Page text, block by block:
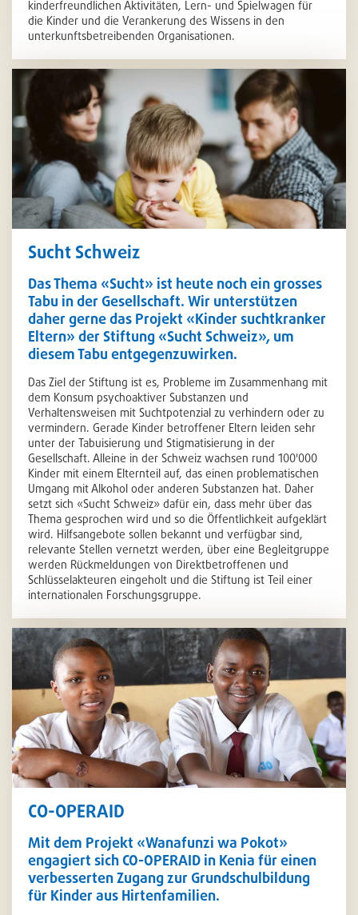
kinderfreundlichen Aktivitäten, Lern- und Spielwagen für
die Kinder und die Verankerung des Wissens in den
unterkunftsbetreibenden Organisationen.
Sucht Schweiz
Das Thema «Sucht» ist heute noch ein grosses
Tabu in der Gesellschaft. Wir unterstützen
daher gerne das Projekt «Kinder suchtkranker
Eltern» der Stiftung «Sucht Schweiz», um
diesem Tabu entgegenzuwirken.
Das Ziel der Stiftung ist es, Probleme im Zusammenhang mit
dem Konsum psychoaktiver Substanzen und
Verhaltensweisen mit Suchtpotenzial zu verhindern oder zu
vermindern. Gerade Kinder betroffener Eltern leiden sehr
unter der Tabuisierung und Stigmatisierung in der
Gesellschaft. Alleine in der Schweiz wachsen rund 100'000
Kinder mit einem Elternteil auf, das einen problematischen
Umgang mit Alkohol oder anderen Substanzen hat. Daher
setzt sich «Sucht Schweiz» dafür ein, dass mehr über das
Thema gesprochen wird und so die Öffentlichkeit aufgeklärt
wird. Hilfsangebote sollen bekannt und verfügbar sind,
relevante Stellen vernetzt werden, über eine Begleitgruppe
werden Rückmeldungen von Direktbetroffenen und
Schlüsselakteuren eingeholt und die Stiftung ist Teil einer
internationalen Forschungsgruppe.
CO-OPERAID
Mit dem Projekt «Wanafunzi wa Pokot»
engagiert sich CO-OPERAID in Kenia für einen
verbesserten Zugang zur Grundschulbildung
für Kinder aus Hirtenfamilien.